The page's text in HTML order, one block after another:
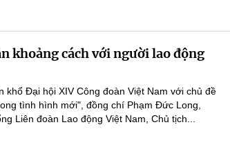
khoảng cách với người lao động
khổ Đại hội XIV Công đoàn Việt Nam với chủ đề
tình hình mới", đồng chí Phạm Đức Long,
Liên đoàn Lao động Việt Nam, Chủ tịch...